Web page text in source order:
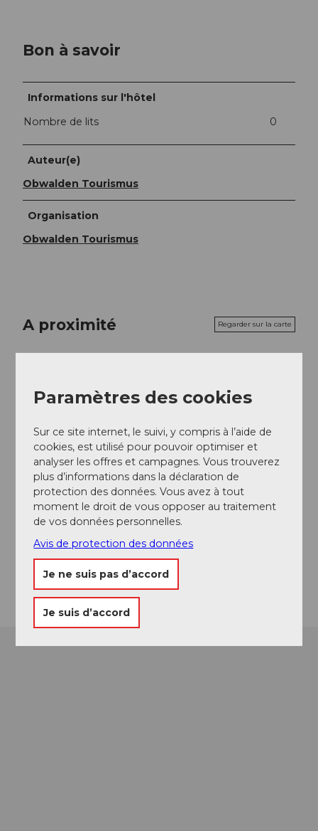
Bon à savoir
Informations sur l'hôtel
Nombre de lits
0
Auteur(e)
Obwalden Tourismus
Organisation
Obwalden Tourismus
A proximité Regarder sur la carte
Contact
Brünigstrasse 20A
6055Alpnach
+41 41 670 17 57
info@schluessel-alpnach.ch
Website
Arrivée
Paramètres des cookies
Sur ce site internet, le suivi, y compris à l’aide de
cookies, est utilisé pour pouvoir optimiser et
analyser les offres et campagnes. Vous trouverez
plus d’informations dans la déclaration de
protection des données. Vous avez à tout
moment le droit de vous opposer au traitement
de vos données personnelles.
Avis de protection des données
Je ne suis pas d’accord
Je suis d’accord